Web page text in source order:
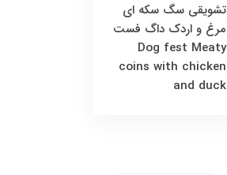
تشویقی سگ سکه ای
مرغ و اردک داگ فست
Dog fest Meaty
coins with chicken
and duck